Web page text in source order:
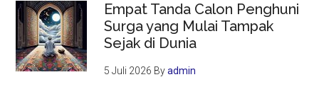
Empat Tanda Calon Penghuni
Surga yang Mulai Tampak
Sejak di Dunia
5 Juli 2026 Byadmin